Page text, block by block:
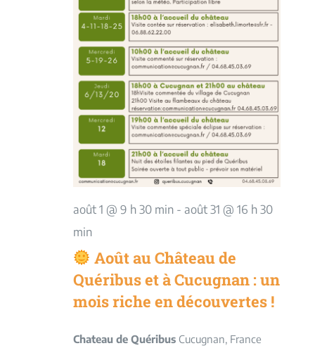
août 1 @ 9 h 30 min- août 31 @ 16 h 30
min
Août au Château de
Quéribus et à Cucugnan : un
mois riche en découvertes !
Chateau de Quéribus Cucugnan, France